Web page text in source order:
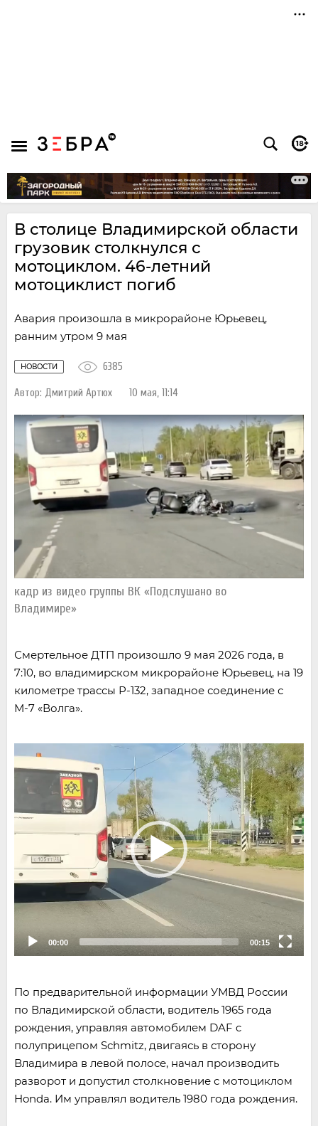
В столице Владимирской области
грузовик столкнулся с
мотоциклом. 46-летний
мотоциклист погиб
Авария произошла в микрорайоне Юрьевец,
ранним утром 9 мая
НОВОСТИ
Автор: Дмитрий Артюх 10 мая, 11:14
6385
кадр из видео группы ВК «Подслушано во
Владимире»
Смертельное ДТП произошло 9 мая 2026 года, в
7:10, во владимирском микрорайоне Юрьевец, на 19
километре трассы Р-132, западное соединение с
М-7 «Волга».
Video
Player
00:00 00:15
По предварительной информации УМВД России
по Владимирской области, водитель 1965 года
рождения, управляя автомобилем DAF c
полуприцепом Schmitz, двигаясь в сторону
Владимира в левой полосе, начал производить
разворот и допустил столкновение с мотоциклом
Honda. Им управлял водитель 1980 года рождения.